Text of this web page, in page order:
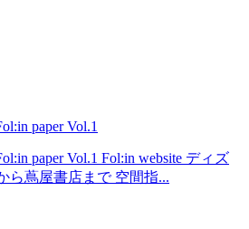
paper Vol.1
paper Vol.1 Fol:in website ディズ
ら蔦屋書店まで 空間指...